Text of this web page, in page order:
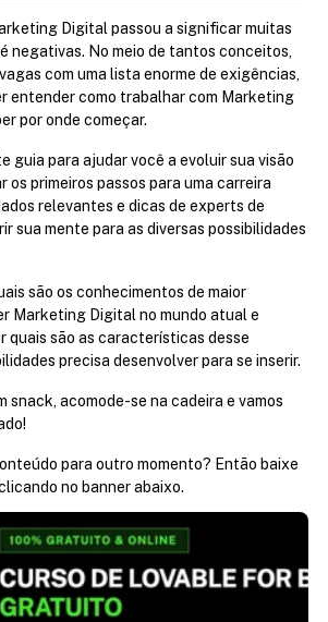
Digital passou a significar muitas
negativas. No meio de tantos conceitos,
com uma lista enorme de exigências,
entender como trabalhar com Marketing
por onde começar.
guia para ajudar você a evoluir sua visão
os primeiros passos para uma carreira
relevantes e dicas de experts de
sua mente para as diversas possibilidades
são os conhecimentos de maior
Marketing Digital no mundo atual e
quais são as características desse
precisa desenvolver para se inserir.
snack, acomode-se na cadeira e vamos
para outro momento? Então baixe
no banner abaixo.